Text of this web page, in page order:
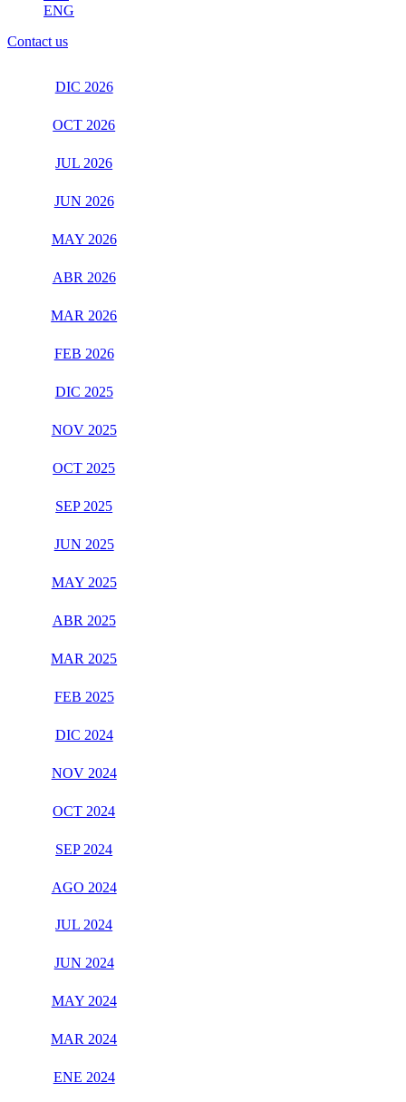
ENG
Contact us
DIC 2026
OCT 2026
JUL 2026
JUN 2026
MAY 2026
ABR 2026
MAR 2026
FEB 2026
DIC 2025
NOV 2025
OCT 2025
SEP 2025
JUN 2025
MAY 2025
ABR 2025
MAR 2025
FEB 2025
DIC 2024
NOV 2024
OCT 2024
SEP 2024
AGO 2024
JUL 2024
JUN 2024
MAY 2024
MAR 2024
ENE 2024